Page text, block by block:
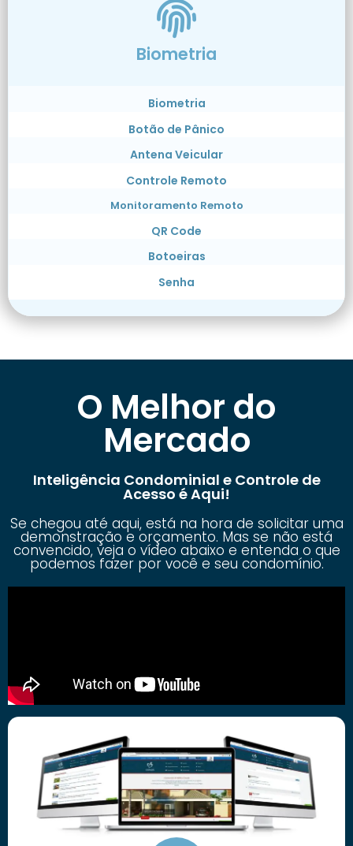
Biometria
Biometria
Botão de Pânico
Antena Veicular
Controle Remoto
Monitoramento Remoto
QR Code
Botoeiras
Senha
O Melhor do
Mercado
Inteligência Condominial e Controle de
Acesso é Aqui!
Se chegou até aqui, está na hora de solicitar uma
demonstração e orçamento. Mas se não está
convencido, veja o vídeo abaixo e entenda o que
podemos fazer por você e seu condomínio.